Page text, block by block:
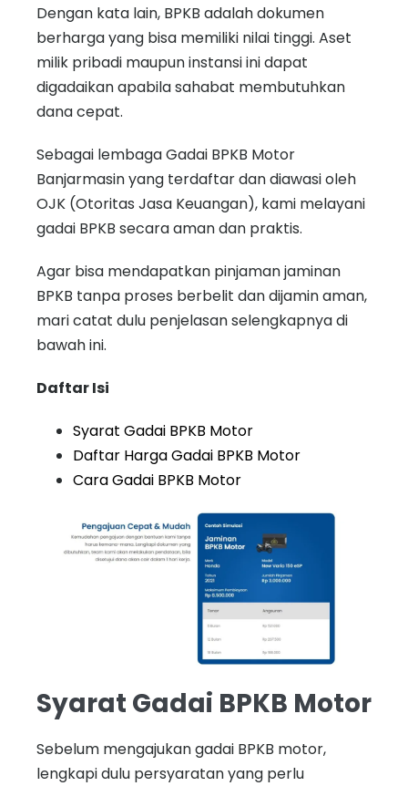
Dengan kata lain, BPKB adalah dokumen
berharga yang bisa memiliki nilai tinggi. Aset
milik pribadi maupun instansi ini dapat
digadaikan apabila sahabat membutuhkan
dana cepat.
Sebagai lembaga Gadai BPKB Motor
Banjarmasin yang terdaftar dan diawasi oleh
OJK (Otoritas Jasa Keuangan), kami melayani
gadai BPKB secara aman dan praktis.
Agar bisa mendapatkan pinjaman jaminan
BPKB tanpa proses berbelit dan dijamin aman,
mari catat dulu penjelasan selengkapnya di
bawah ini.
Daftar Isi
Syarat Gadai BPKB Motor
Daftar Harga Gadai BPKB Motor
Cara Gadai BPKB Motor
Syarat Gadai BPKB Motor
Sebelum mengajukan gadai BPKB motor,
lengkapi dulu persyaratan yang perlu